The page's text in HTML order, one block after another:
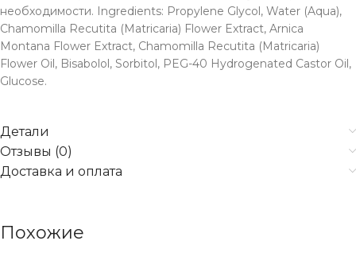
необходимости. Ingredients: Propylene Glycol, Water (Aqua),
Chamomilla Recutita (Matricaria) Flower Extract, Arnica
Montana Flower Extract, Chamomilla Recutita (Matricaria)
Flower Oil, Bisabolol, Sorbitol, PEG-40 Hydrogenated Castor Oil,
Glucose.
Детали
Отзывы (0)
Доставка и оплата
Похожие